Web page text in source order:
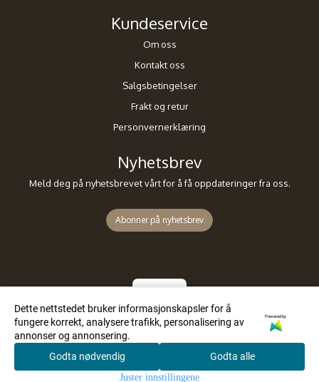
Kundeservice
Om oss
Kontakt oss
Salgsbetingelser
Frakt og retur
Personvernerklæring
Nyhetsbrev
Meld deg på nyhetsbrevet vårt for å få oppdateringer fra oss.
Abonner på nyhetsbrev
Dette nettstedet bruker informasjonskapsler for å
fungere korrekt, analysere trafikk, personalisering av
annonser og annonsering.
Powered by
Godta nødvendig Godta alle
Juster innstillingene